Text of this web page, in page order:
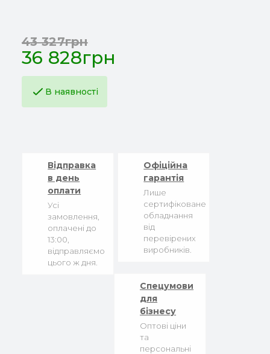
36 828грн
43 327грн
В наявності
Відправка
в день
оплати
Усі
замовлення,
оплачені до
13:00,
відправляємо
цього ж дня.
Офіційна
гарантія
Лише
сертифіковане
обладнання
від
перевірених
виробників.
Спецумови
для
бізнесу
Оптові ціни
та
персональні